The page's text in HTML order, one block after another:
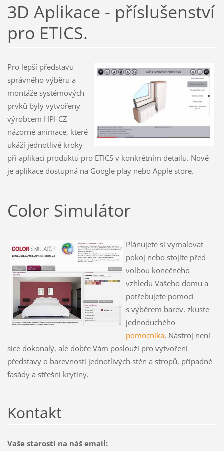
3D Aplikace - příslušenství
pro ETICS.
Pro lepší představu
správného výběru a
montáže systémových
prvků byly vytvořeny
výrobcem HPI-CZ
názorné animace, které
ukáží jednotlivé kroky
při aplikaci produktů pro ETICS v konkrétním detailu. Nově
je aplikace dostupná na Google play nebo Apple store.
Color Simulátor
Plánujete si vymalovat
pokoj nebo stojíte před
volbou konečného
vzhledu Vašeho domu a
potřebujete pomoci
s výběrem barev, zkuste
jednoduchého
pomocníka. Nástroj není
sice dokonalý, ale dobře Vám poslouží pro vytvoření
představy o barevnosti jednotlivých stěn a stropů, případně
fasády a střešní krytiny.
Kontakt
Vaše starosti na náš email: